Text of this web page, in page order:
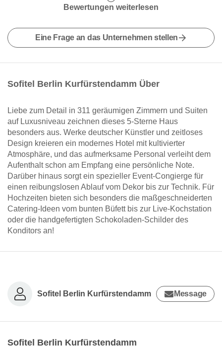
Bewertungen weiterlesen
Eine Frage an das Unternehmen stellen
Sofitel Berlin Kurfürstendamm Über
Liebe zum Detail in 311 geräumigen Zimmern und Suiten
auf Luxusniveau zeichnen dieses 5-Sterne Haus
besonders aus. Werke deutscher Künstler und zeitloses
Design kreieren ein modernes Hotel mit kultivierter
Atmosphäre, und das aufmerksame Personal verleiht dem
Aufenthalt schon am Empfang eine persönliche Note.
Darüber hinaus sorgt ein spezieller Event-Congierge für
einen reibungslosen Ablauf vom Dekor bis zur Technik. Für
Hochzeiten bieten sich besonders die maßgeschneiderten
Catering-Ideen vom bunten Büfett bis zur Live-Kochstation
oder die handgefertigten Schokoladen-Schilder des
Konditors an!
Sofitel Berlin Kurfürstendamm Message
Sofitel Berlin Kurfürstendamm